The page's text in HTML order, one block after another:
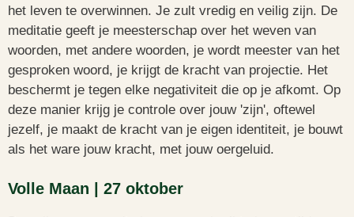
het leven te overwinnen. Je zult vredig en veilig zijn. De
meditatie geeft je meesterschap over het weven van
woorden, met andere woorden, je wordt meester van het
gesproken woord, je krijgt de kracht van projectie. Het
beschermt je tegen elke negativiteit die op je afkomt. Op
deze manier krijg je controle over jouw 'zijn', oftewel
jezelf, je maakt de kracht van je eigen identiteit, je bouwt
als het ware jouw kracht, met jouw oergeluid.
Volle Maan | 27 oktober